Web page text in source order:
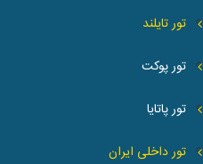
تور تایلند
تور پوکت
تور پاتایا
تور داخلی ایران